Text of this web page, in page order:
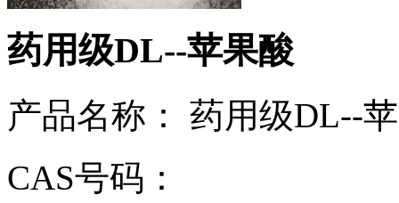
药用级DL--苹果酸
产品名称： 药用级DL--
CAS号码：